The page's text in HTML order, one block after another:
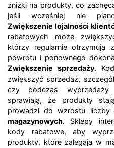
zniżki na produkty, co
jeśli wcześniej nie
Zwiększenie lojalności
rabatowych może
którzy regularnie otrzymują
powrotu i ponownego
Zwiększenie sprzedaży.
zwiększyć sprzedaż,
czy podczas
sprawiają, że produkty
prowadzi do wzrostu liczby
magazynowych. Sklepy
kody rabatowe, aby
produkty, które zalegają w